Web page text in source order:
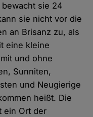
bewacht sie 24
sie nicht vor die
an Brisanz zu, als
eine kleine
und ohne
Sunniten,
und Neugierige
heißt. Die
ein Ort der